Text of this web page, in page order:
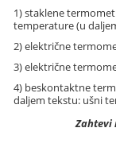
1) staklene
temperature (u
2) električne
3) električne
4) beskontaktne
daljem tekstu: ušni
Zahtevi